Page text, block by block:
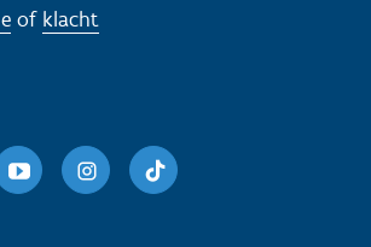
of klacht
LinkedinYoutubeInstagram